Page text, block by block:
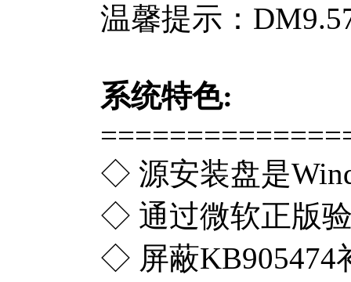
温馨提示：
系统特色:
◇ 源安装盘是
◇ 通过微软正版
◇ 屏蔽KB905474